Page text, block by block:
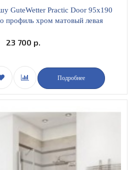
GuteWetter Practic Door 95x190
профиль хром матовый левая
23 700 р.
Подробнее